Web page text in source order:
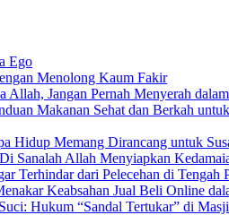
Ego
Menolong Kaum Fakir
Allah, Jangan Pernah Menyerah
Makanan Sehat dan Berkah
Hidup Memang Dirancang untuk
Sanalah Allah Menyiapkan
Terhindar dari Pelecehan di Tengah
Keabsahan Jual Beli Online
Hukum “Sandal Tertukar” di